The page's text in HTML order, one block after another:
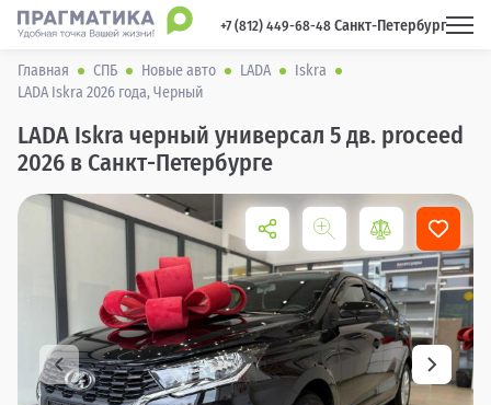
+7 (812) 449-68-48 Санкт-Петербург
Главная СПБ Новые авто LADA
Iskra
LADA Iskra 2026 года, Черный
LADA Iskra черный универсал 5 дв. proceed
2026 в Санкт-Петербурге